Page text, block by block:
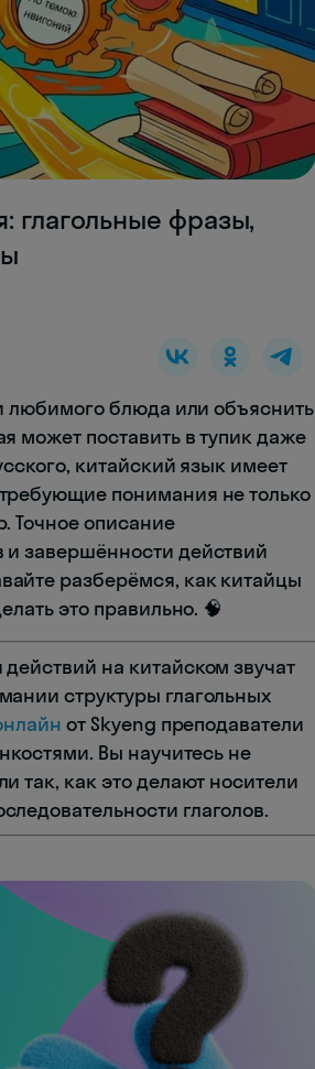
глагольные фразы,
любимого блюда или объяснить
может поставить в тупик даже
китайский язык имеет
понимания не только
Точное описание
и завершённости действий
разберёмся, как китайцы
это правильно. 🧠
на китайском звучат
структуры глагольных
от Skyeng преподаватели
Вы научитесь не
так, как это делают носители
глаголов.